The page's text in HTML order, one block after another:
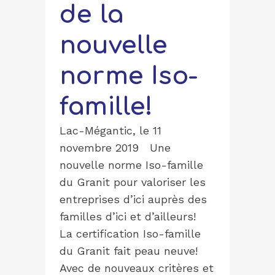
de la
nouvelle
norme Iso-
famille!
Lac-Mégantic, le 11
novembre 2019 Une
nouvelle norme Iso-famille
du Granit pour valoriser les
entreprises d’ici auprès des
familles d’ici et d’ailleurs!
La certification Iso-famille
du Granit fait peau neuve!
Avec de nouveaux critères et